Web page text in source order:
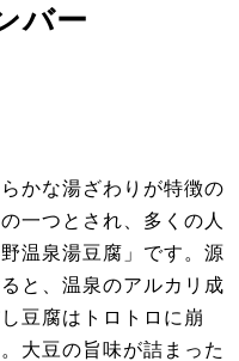
バー
かな湯ざわりが特徴の
一つとされ、多くの人
温泉湯豆腐」です。源
と、温泉のアルカリ成
豆腐はトロトロに崩
大豆の旨味が詰まった